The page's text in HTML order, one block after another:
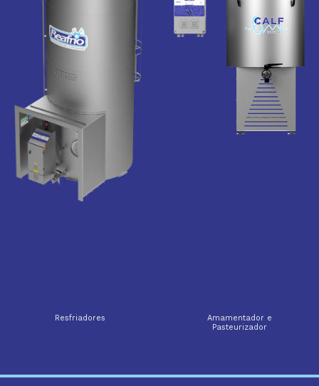
Resfriadores
Amamentador e
Pasteurizador